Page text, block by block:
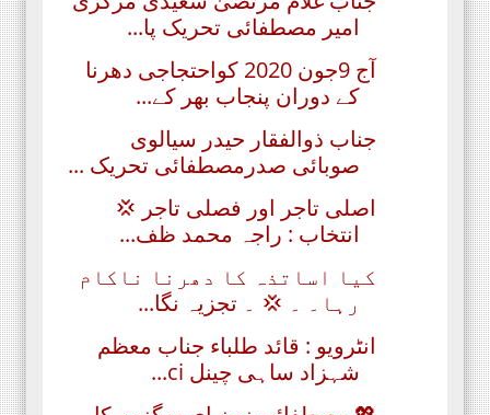
امیر مصطفائی تحریک پا...
آج 9جون 2020 کواحتجاجی دھرنا
کے دوران پنجاب بھر کے...
جناب ذوالفقار حیدر سیالوی
صوبائی صدرمصطفائی تحریک ...
اصلی تاجر اور فصلی تاجر 💢
انتخاب : راجہ محمد ظف...
کیا اساتذہ کا دھرنا ناکام
رہا۔ ۔ 💢 ۔ تجزیہ نگا...
انٹرویو : قائد طلباء جناب معظم
شہزاد ساہی چینل ci...